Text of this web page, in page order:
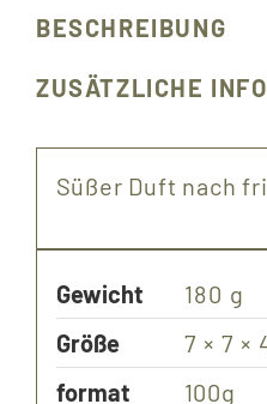
BESCHREIBUNG
ZUSÄTZLICHE
Süßer Duft nach
Gewicht
180 g
Größe
7 × 7 ×
format
100g